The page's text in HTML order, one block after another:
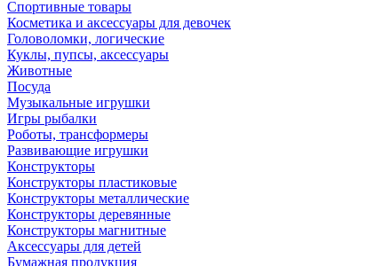
Спортивные товары
Косметика и аксессуары для девочек
Головоломки, логические
Куклы, пупсы, аксессуары
Животные
Посуда
Музыкальные игрушки
Игры рыбалки
Роботы, трансформеры
Развивающие игрушки
Конструкторы
Конструкторы пластиковые
Конструкторы металлические
Конструкторы деревянные
Конструкторы магнитные
Аксессуары для детей
Бумажная продукция